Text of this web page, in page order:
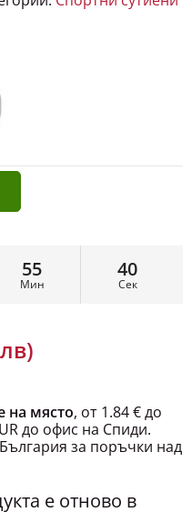
Мин Сек
място
до офис на Спиди.
за поръчки над